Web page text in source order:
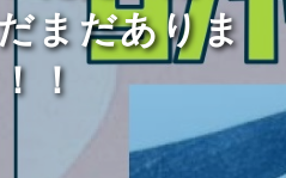
まだありま
！